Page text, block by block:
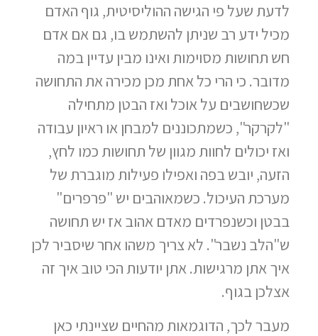
לדעת שעל פי הגישה ההוליסיטית, גוף האדם
מכיל ידע רב שניתן להשתמש בו, גם אם אדם
חש תחושות מסוימות ואינו מבין עדיין במה
מדובר. כי הרי כל אחת מכן מכירה את התחושה
שכשחושבים על אוכל ואז הבטן מתחילה
"לקרקר", כשמתכוננים למבחן או ראיון עבודה
ואז יכולים לחוות מגוון של תחושות כמו לחץ,
הזעה, יובש בפה ואפילו פעילות מוגברת של
מערכת העיכול. כשמאוהבים יש "פרפרים"
בבטן וכשנפרדים מאדם אהוב אז יש תחושה
ש"הלב נשבר". לא צריך משהו אחר שיסביר לכן
איך אתן מרגישות. אתן יודעות הכי טוב איך זה
אצלכן בגוף.
מעבר לכך, הדוגמאות מהחיים שציינתי כאן